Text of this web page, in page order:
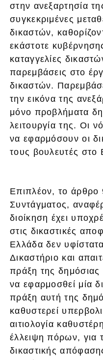
στην ανεξαρτησία
συγκεκριμένες
δικαστών,
εκάστοτε
καταγγελίες
παρεμβάσεις στο
δικαστών.
την εικόνα της
μόνο προβλήματα
λειτουργία της. Οι
να εφαρμόσουν οι
τους βουλευτές στο
Επιπλέον, το άρθρο
Συντάγματος,
διοίκηση έχει
στις δικαστικές
Ελλάδα δεν
Δικαστήριο και
πράξη της δημόσιας
να εφαρμοσθεί μία
πράξη αυτή της
καθυστερεί
αιτιολογία
έλλειψη πόρων, για
δικαστικής